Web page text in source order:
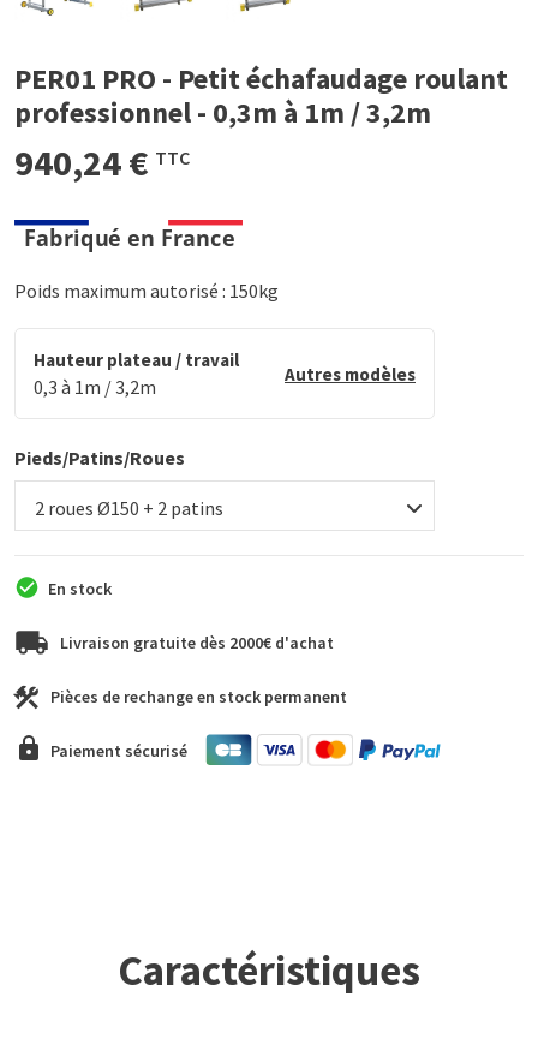
PER01 PRO - Petit échafaudage roulant
professionnel - 0,3m à 1m / 3,2m
940,24 € TTC
Poids maximum autorisé : 150kg
Hauteur plateau / travail
0,3 à 1m / 3,2m
Autres modèles
Pieds/Patins/Roues
En stock
Livraison gratuite dès 2000€ d'achat
Pièces de rechange en stock permanent
Paiement sécurisé
Caractéristiques